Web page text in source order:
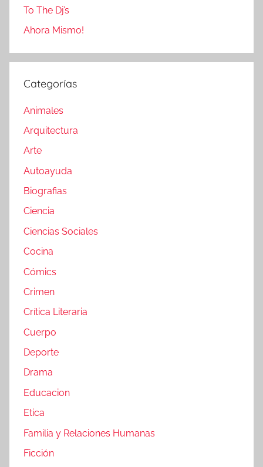
To The Dj’s
Ahora Mismo!
Categorías
Animales
Arquitectura
Arte
Autoayuda
Biografias
Ciencia
Ciencias Sociales
Cocina
Cómics
Crimen
Crítica Literaria
Cuerpo
Deporte
Drama
Educacion
Etica
Familia y Relaciones Humanas
Ficción